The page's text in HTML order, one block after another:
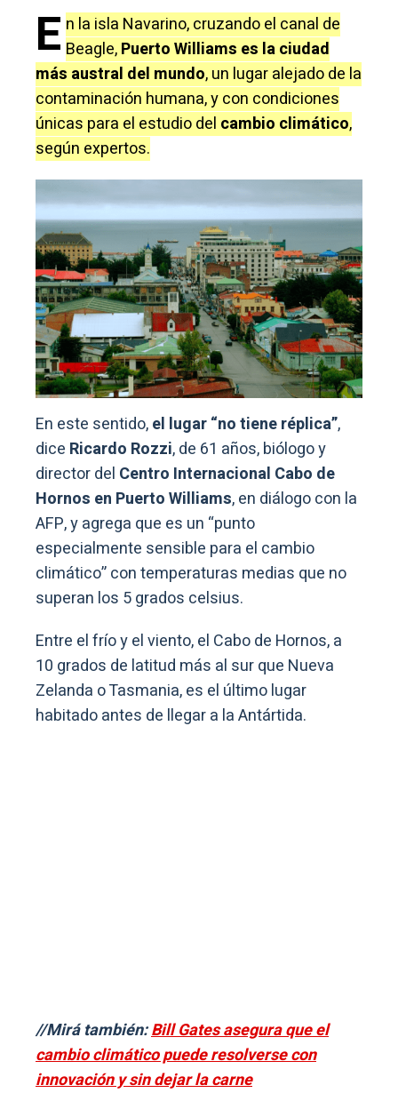
E n la isla Navarino, cruzando el canal de
Beagle,Puerto Williams es la ciudad
más austral del mundo, un lugar alejado de la
contaminación humana, y con condiciones
únicas para el estudio del cambio climático,
según expertos.
En este sentido,el lugar “no tiene réplica”,
dice Ricardo Rozzi, de 61 años, biólogo y
director del Centro Internacional Cabo de
Hornos en Puerto Williams, en diálogo con la
AFP, y agrega que es un “punto
especialmente sensible para el cambio
climático” con temperaturas medias que no
superan los 5 grados celsius.
Entre el frío y el viento, el Cabo de Hornos, a
10 grados de latitud más al sur que Nueva
Zelanda o Tasmania, es el último lugar
habitado antes de llegar a la Antártida.
//Mirá también:Bill Gates asegura que el
cambio climático puede resolverse con
innovación y sin dejar la carne